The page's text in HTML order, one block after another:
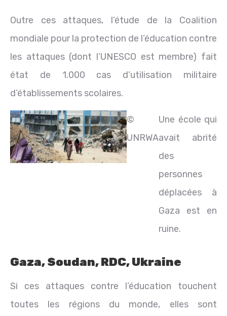
Outre ces attaques, l’étude de la Coalition
mondiale pour la protection de l’éducation contre
les attaques (dont l’UNESCO est membre) fait
état de 1.000 cas d’utilisation militaire
d’établissements scolaires.
©
UNRWA
Une école qui
avait abrité
des
personnes
déplacées à
Gaza est en
ruine.
Gaza, Soudan, RDC, Ukraine
Si ces attaques contre l’éducation touchent
toutes les régions du monde, elles sont